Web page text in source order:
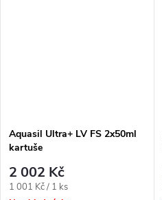
Aquasil Ultra+ LV FS 2x50ml
kartuše
2 002 Kč
Měrná
1 001 Kč / 1 ks